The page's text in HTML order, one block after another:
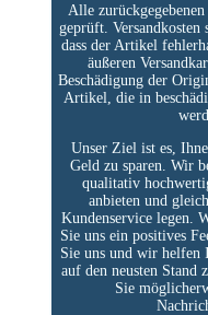
Alle
geprüft. Versandkosten
dass der Artikel
äußeren
Beschädigung der
Artikel, die in
Unser Ziel ist es,
Geld zu sparen. Wir
qualitativ
anbieten und
Kundenservice legen.
Sie uns ein positives
Sie uns und wir helfen
auf den neusten Stand
Sie